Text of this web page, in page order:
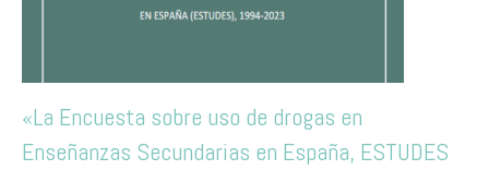
«La Encuesta sobre uso de drogas en
Enseñanzas Secundarias en España, ESTUDES